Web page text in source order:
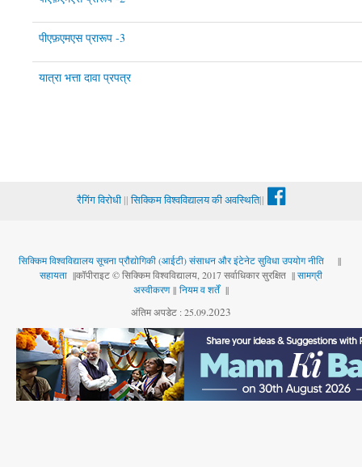
पीएफ़एमएस प्रारूप -3
यात्रा भत्ता दावा प्रपत्र
रैगिंग विरोधी ||सिक्किम विश्वविद्यालय की अवस्थिति||
सिक्किम विश्वविद्यालय सूचना प्रौद्योगिकी (आईटी) संसाधन और इंटेनेट सुविधा उपयोग नीति
||
सहायता ||कॉपीराइट © सिक्किम विश्वविद्यालय, 2017 सर्वाधिकार सुरक्षित ||सामग्री
अस्वीकरण|| नियम व शर्तें||
अंतिम अपडेट : 25.09.2023